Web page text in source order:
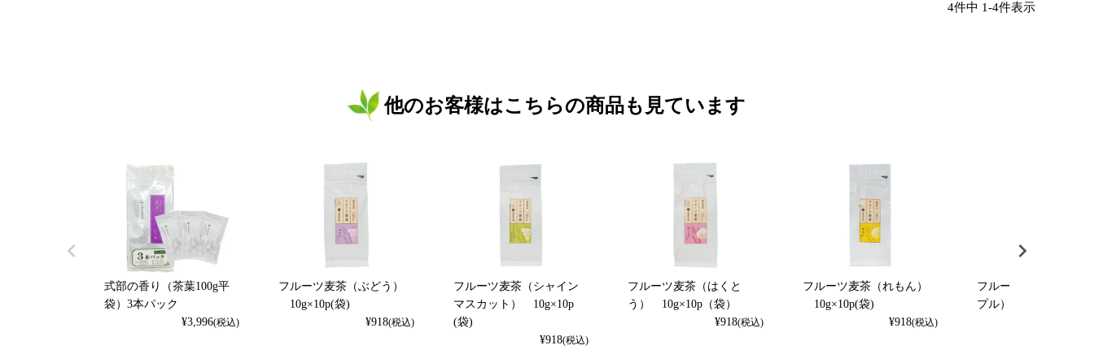
4件中 1-4件表示
他のお客様はこちらの商品も見ています
式部の香り（茶葉100g平
袋）3本パック
¥3,996(税込)
フルーツ麦茶（ぶどう）
10g×10p(袋)
¥918(税込)
フルーツ麦茶（シャイン
マスカット） 10g×10p
(袋)
¥918(税込)
フルーツ麦茶（はくと
う） 10g×10p（袋）
¥918(税込)
フルーツ麦茶（れもん）
10g×10p(袋)
¥918(税込)
フルーツ麦茶（パイナ
プル） 10g×10p（袋